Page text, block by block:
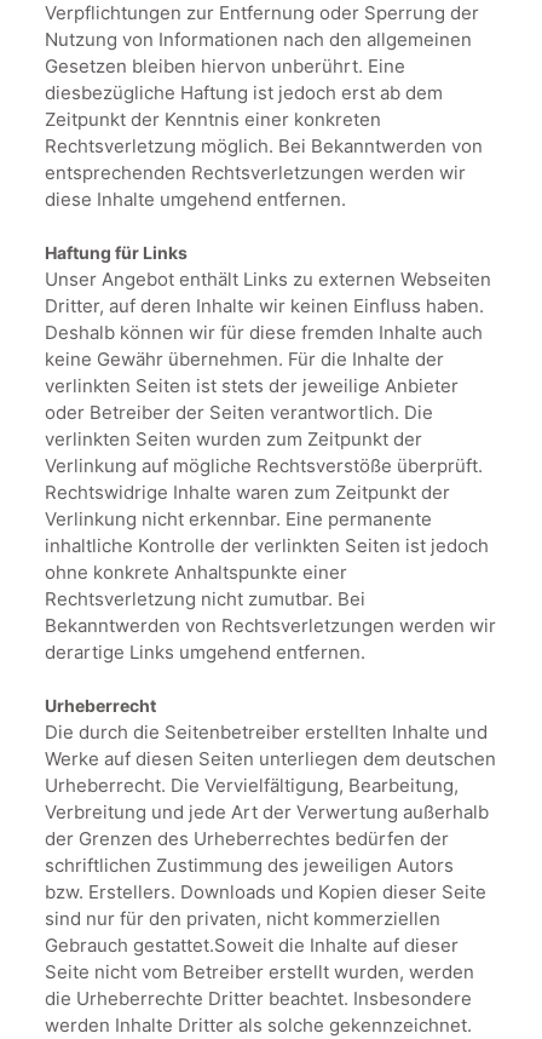
Verpflichtungen zur Entfernung oder Sperrung der
Nutzung von Informationen nach den allgemeinen
Gesetzen bleiben hiervon unberührt. Eine
diesbezügliche Haftung ist jedoch erst ab dem
Zeitpunkt der Kenntnis einer konkreten
Rechtsverletzung möglich. Bei Bekanntwerden von
entsprechenden Rechtsverletzungen werden wir
diese Inhalte umgehend entfernen.
Haftung für Links
Unser Angebot enthält Links zu externen Webseiten
Dritter, auf deren Inhalte wir keinen Einfluss haben.
Deshalb können wir für diese fremden Inhalte auch
keine Gewähr übernehmen. Für die Inhalte der
verlinkten Seiten ist stets der jeweilige Anbieter
oder Betreiber der Seiten verantwortlich. Die
verlinkten Seiten wurden zum Zeitpunkt der
Verlinkung auf mögliche Rechtsverstöße überprüft.
Rechtswidrige Inhalte waren zum Zeitpunkt der
Verlinkung nicht erkennbar. Eine permanente
inhaltliche Kontrolle der verlinkten Seiten ist jedoch
ohne konkrete Anhaltspunkte einer
Rechtsverletzung nicht zumutbar. Bei
Bekanntwerden von Rechtsverletzungen werden wir
derartige Links umgehend entfernen.
Urheberrecht
Die durch die Seitenbetreiber erstellten Inhalte und
Werke auf diesen Seiten unterliegen dem deutschen
Urheberrecht. Die Vervielfältigung, Bearbeitung,
Verbreitung und jede Art der Verwertung außerhalb
der Grenzen des Urheberrechtes bedürfen der
schriftlichen Zustimmung des jeweiligen Autors
bzw. Erstellers. Downloads und Kopien dieser Seite
sind nur für den privaten, nicht kommerziellen
Gebrauch gestattet.Soweit die Inhalte auf dieser
Seite nicht vom Betreiber erstellt wurden, werden
die Urheberrechte Dritter beachtet. Insbesondere
werden Inhalte Dritter als solche gekennzeichnet.